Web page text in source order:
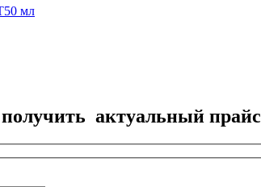
50 мл
актуальный прайс